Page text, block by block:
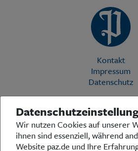
Kontakt
Impressum
Datenschutz
Die Preußische Allgemeine Zeitung (PAZ)
in der deutschen Medienlandschaft.
über das aktuelle Zeitgeschehen in Politik,
bezieht zu den grundlegenden
Wir nutzen Cookies auf unserer
ihnen sind essenziell, während
Website paz.de und Ihre